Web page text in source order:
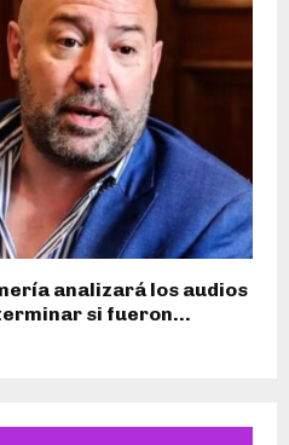
analizará los audios
si fueron...